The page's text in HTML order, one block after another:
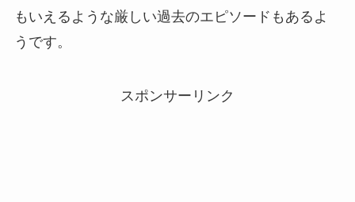
もいえるような厳しい過去のエピソードもあるよ
うです。
スポンサーリンク